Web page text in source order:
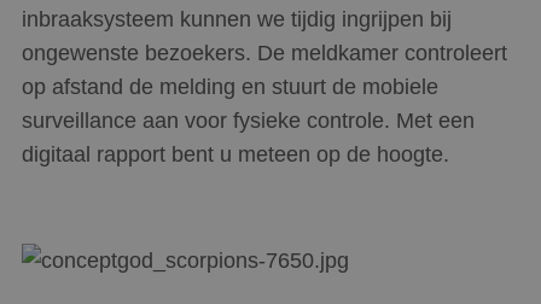
inbraaksysteem kunnen we tijdig ingrijpen bij
ongewenste bezoekers. De meldkamer controleert
op afstand de melding en stuurt de mobiele
surveillance aan voor fysieke controle. Met een
digitaal rapport bent u meteen op de hoogte.